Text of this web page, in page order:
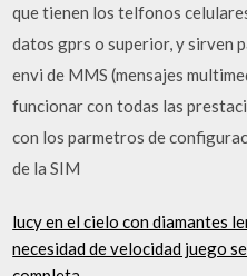
que tienen los telfonos
datos gprs o superior, y sirven
envi de MMS (mensajes
funcionar con todas las
con los parmetros de
de la SIM
lucy en el cielo con diamantes
necesidad de velocidad juego